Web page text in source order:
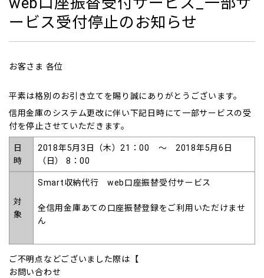
ービス受付停止のお知らせ
お客さま 各位
平素は格別のお引き立てを賜り誠にありがとうございます。
信用金庫のシステム更改に伴い下記日時にて一部サービスの受
付を停止させていただきます。
日
時
2018年5月3日（木）21：00 ～ 2018年5月6日
（日） 8：00
対
象
Smart収納代行 web口座振替受付サービス
全信用金庫あての口座振替登録をご利用いただけませ
ん
ご不明点などございました際は【
お問い合わせ